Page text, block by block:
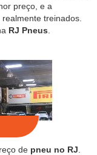
preço, e a
treinados.
RJ Pneus
de pneu no RJ